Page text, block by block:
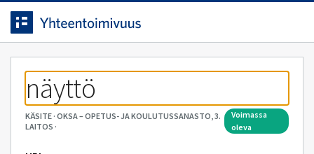
Siirrytty
sivulle
Siirry suoraan sisältöön.
näyttö
KÄSITE· OKSA – OPETUS- JA KOULUTUSSANASTO, 3.
LAITOS ·
voimassa
oleva